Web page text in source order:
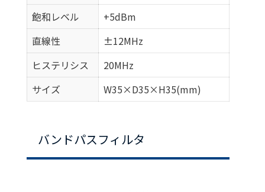
バンドパスフィルタ
飽和レベル
+5dBm
直線性
±12MHz
ヒステリシス
20MHz
サイズ
W35×D35×H35(mm)